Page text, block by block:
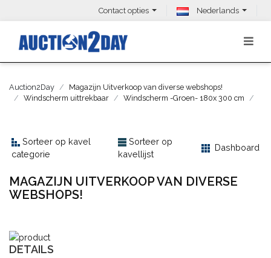
Contact opties Nederlands
Auction2Day
Magazijn Uitverkoop van diverse webshops!
Windscherm uittrekbaar
Windscherm -Groen- 180x 300 cm
Sorteer op kavel
categorie
Sorteer op
kavellijst
Dashboard
MAGAZIJN UITVERKOOP VAN DIVERSE
WEBSHOPS!
DETAILS